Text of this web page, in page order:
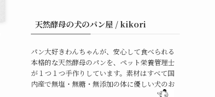
天然酵母の犬のパン屋 / kikori
パン大好きわんちゃんが、安心して食べられる
本格的な天然酵母のパンを、ペット栄養管理士
が１つ１つ手作りしています。素材はすべて国
内産で無塩・無糖・無添加の体に優しい犬のお